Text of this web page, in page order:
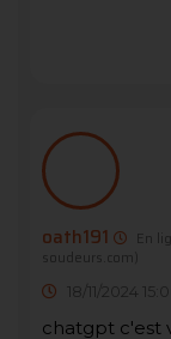
oath191 En
soudeurs.com)
18/11/2024
chatgpt c'est